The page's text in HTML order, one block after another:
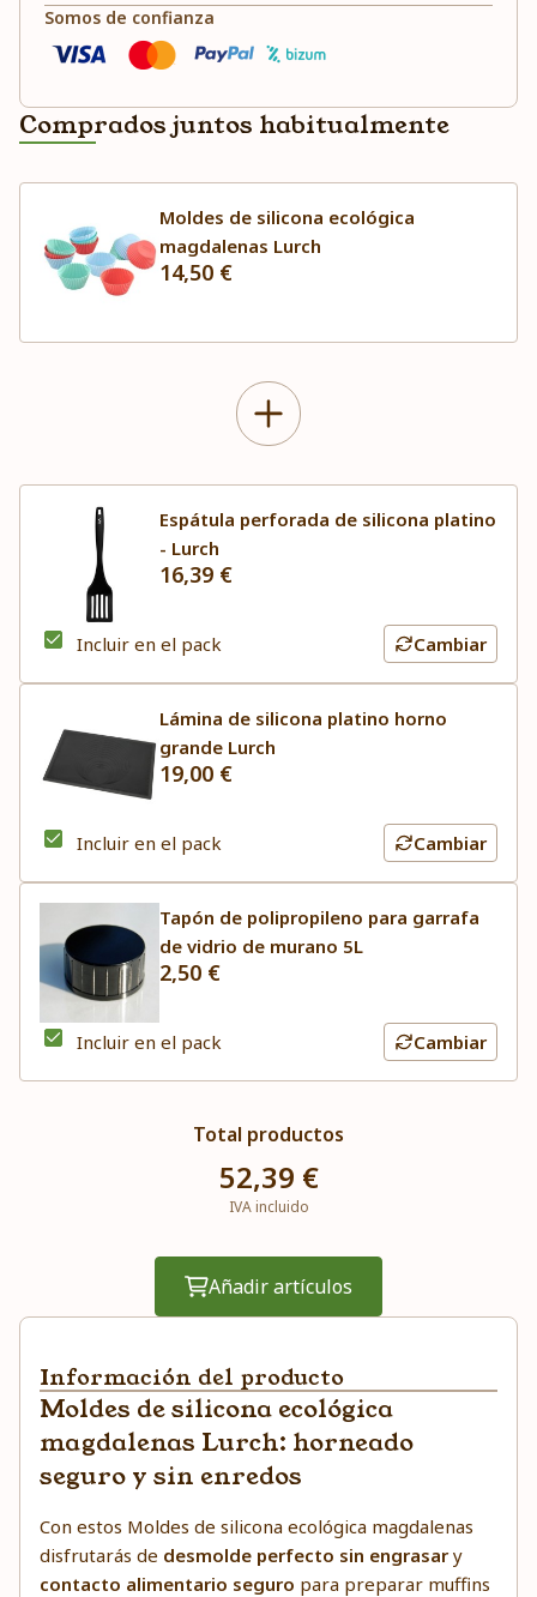
Somos de confianza
Comprados juntos habitualmente
Moldes de silicona ecológica
magdalenas Lurch
14,50 €
Espátula perforada de silicona platino
- Lurch
16,39 €
Incluir en el pack Cambiar
Lámina de silicona platino horno
grande Lurch
19,00 €
Incluir en el pack Cambiar
Tapón de polipropileno para garrafa
de vidrio de murano 5L
2,50 €
Incluir en el pack Cambiar
Total productos
52,39 €
IVA incluido
Añadir artículos
Información del producto
Moldes de silicona ecológica
magdalenas Lurch: horneado
seguro y sin enredos
Con estos Moldes de silicona ecológica magdalenas
disfrutarás de desmolde perfecto sin engrasary
contacto alimentario seguro para preparar muffins